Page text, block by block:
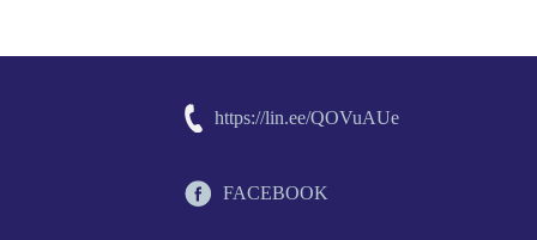
https://lin.ee/QOVuAUe
FACEBOOK